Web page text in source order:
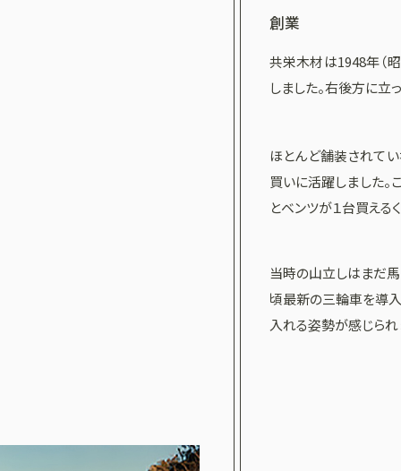
創業
共栄木材は1948年（
しました。右後方に立
ほとんど舗装されて
買いに活躍しました。
とベンツが１台買える
当時の山立しはまだ
頃最新の三輪車を導入
入れる姿勢が感じられ